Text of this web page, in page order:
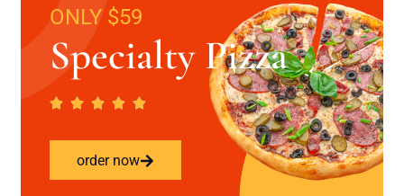
ONLY $59
Specialty Pizza
order now